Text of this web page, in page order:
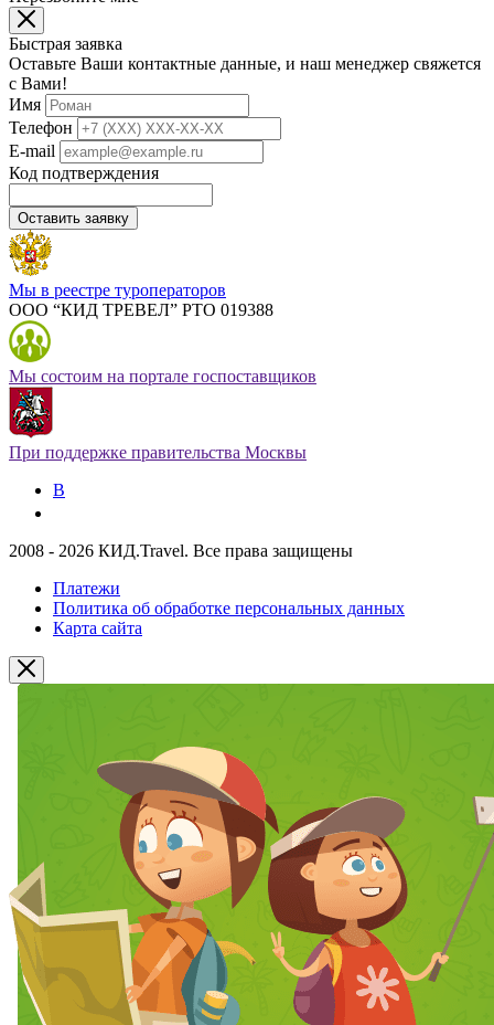
Быстрая заявка
Оставьте Ваши контактные данные, и наш менеджер свяжется
с Вами!
Имя
Телефон
E-mail
Код подтверждения
Оставить заявку
Мы в реестре туроператоров
ООО “КИД ТРЕВЕЛ” РТО 019388
Мы состоим на портале госпоставщиков
При поддержке правительства Москвы
В
2008 - 2026 КИД.Travel. Все права защищены
Платежи
Политика об обработке персональных данных
Карта сайта